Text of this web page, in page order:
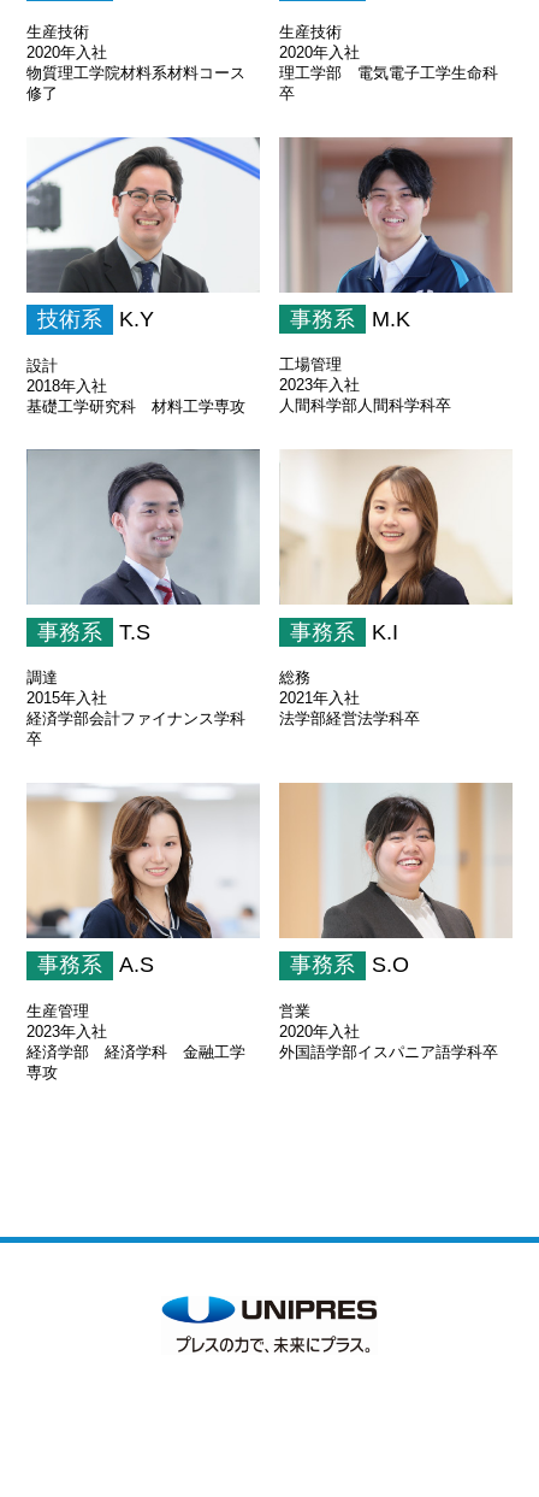
生産技術
2020年入社
物質理工学院材料系材料コース
修了
生産技術
2020年入社
理工学部 電気電子工学生命科
卒
技術系 K.Y
設計
2018年入社
基礎工学研究科 材料工学専攻
事務系 M.K
工場管理
2023年入社
人間科学部人間科学科卒
事務系 T.S
調達
2015年入社
経済学部会計ファイナンス学科
卒
事務系 K.I
総務
2021年入社
法学部経営法学科卒
事務系 A.S
生産管理
2023年入社
経済学部 経済学科 金融工学
専攻
事務系 S.O
営業
2020年入社
外国語学部イスパニア語学科卒